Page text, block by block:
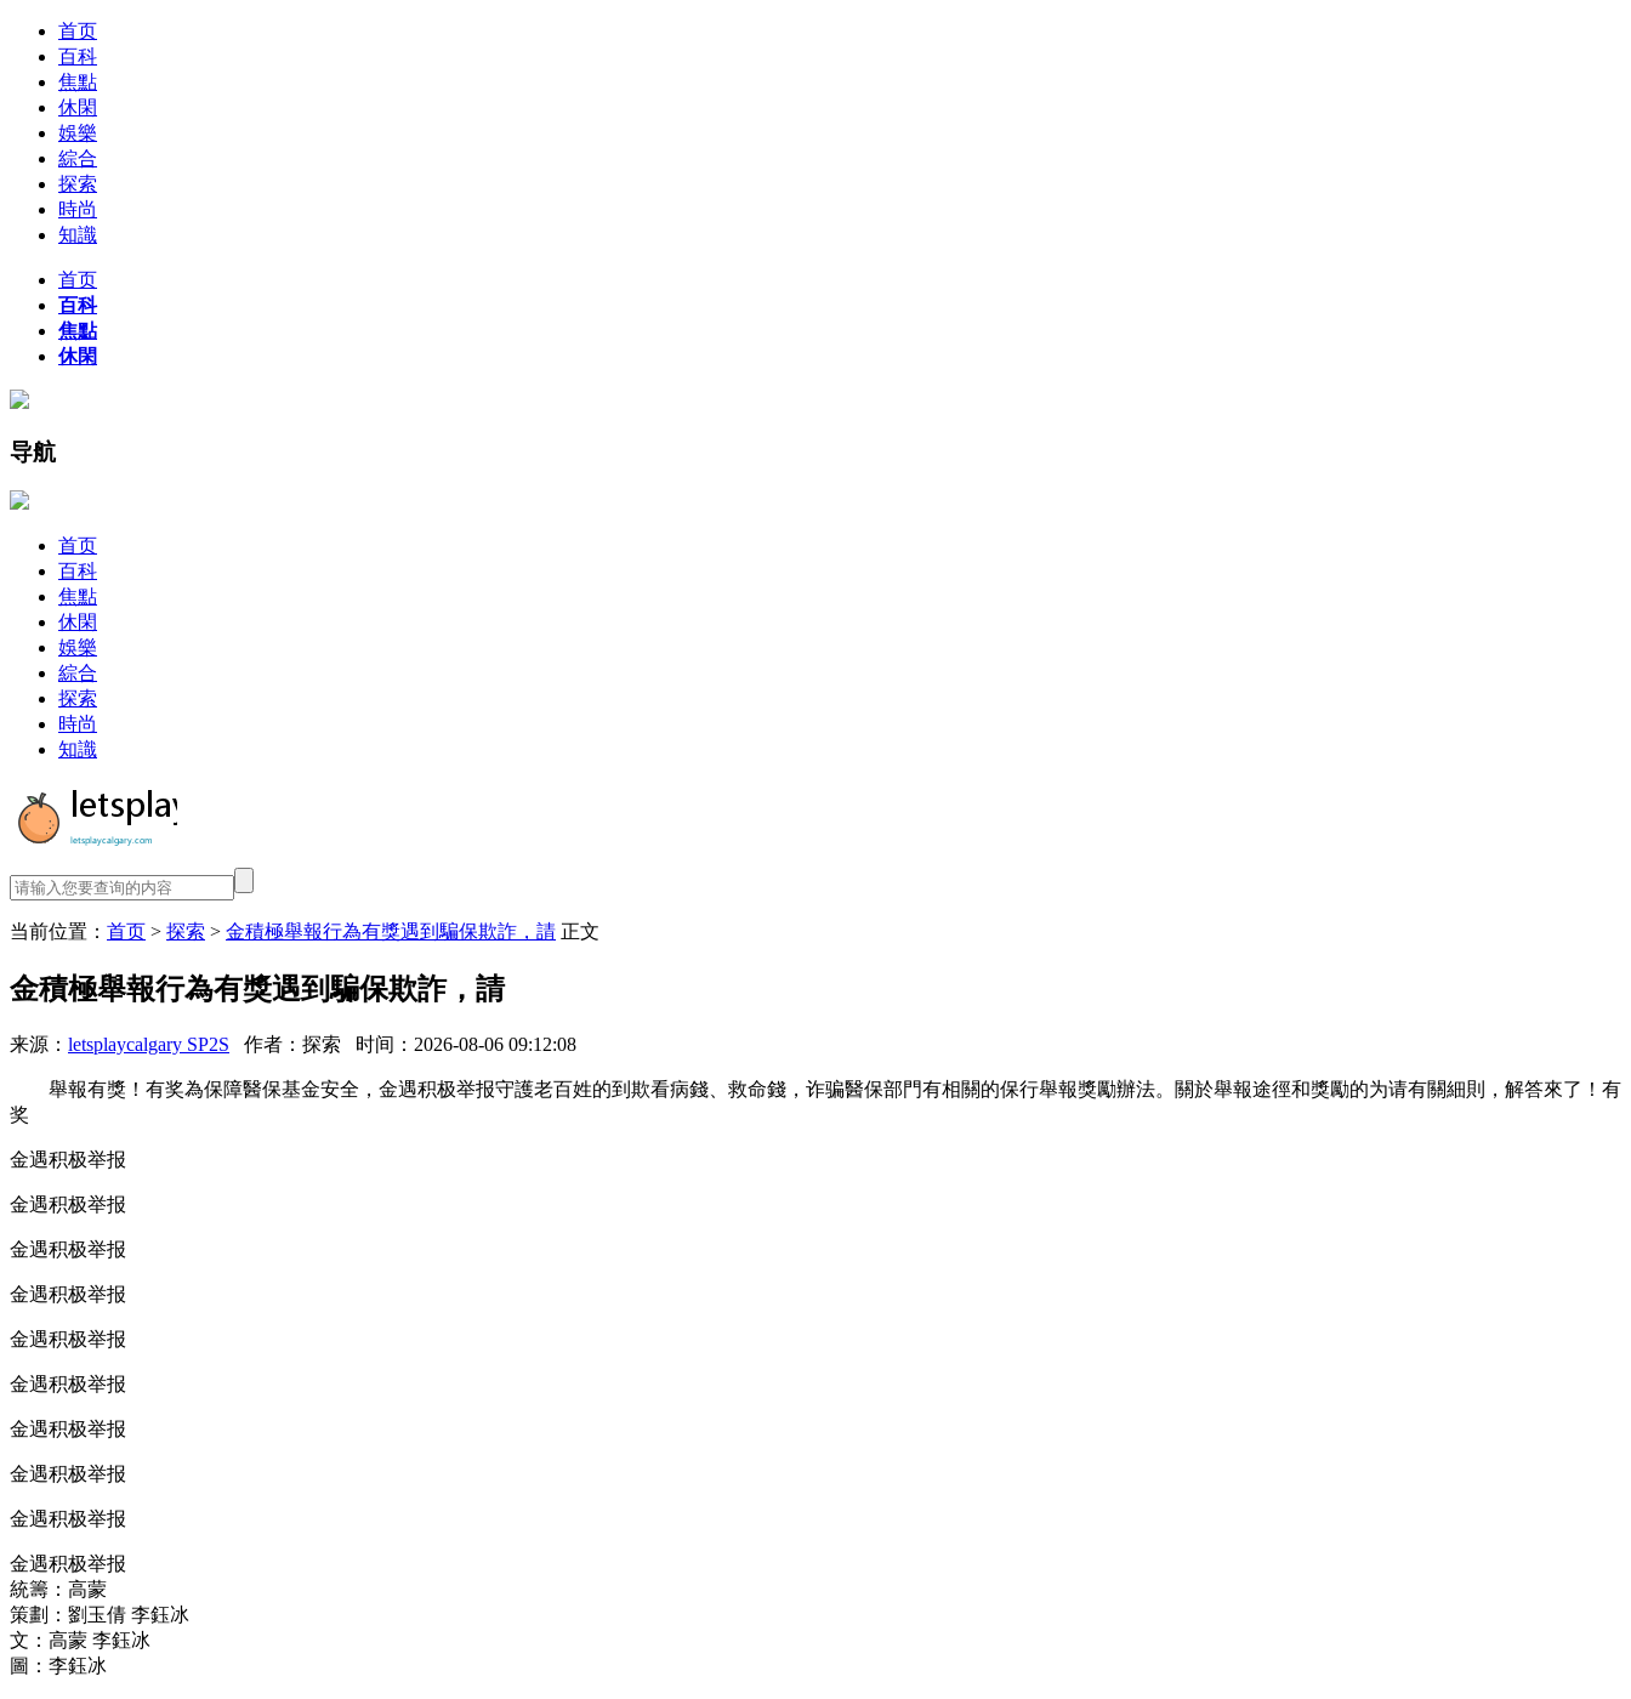
首页
百科
焦點
休閑
娛樂
綜合
探索
時尚
知識
首页
百科
焦點
休閑
导航
首页
百科
焦點
休閑
娛樂
綜合
探索
時尚
知識
当前位置： 首页 > 探索 > 金積極舉報行為有獎遇到騙保欺詐，請 正文
金積極舉報行為有獎遇到騙保欺詐，請
来源： letsplaycalgary SP2S 作者：探索 时间：2026-08-06 09:12:08
舉報有獎！有奖為保障醫保基金安全，金遇积极举报守護老百姓的到欺看病錢、救命錢，诈骗醫保部門有相關的保行舉報獎勵辦法。關於舉報途徑和獎勵的为请有關細則，解答來了！有
奖
金遇积极举报
金遇积极举报
金遇积极举报
金遇积极举报
金遇积极举报
金遇积极举报
金遇积极举报
金遇积极举报
金遇积极举报
金遇积极举报
統籌：高蒙
策劃：劉玉倩 李鈺冰
文：高蒙 李鈺冰
圖：李鈺冰